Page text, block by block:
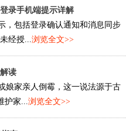
录手机端提示详解
，包括登录确认通知和消息同步
经授... 浏览全文>>
读
娘家亲人倒霉，这一说法源于古
家... 浏览全文>>